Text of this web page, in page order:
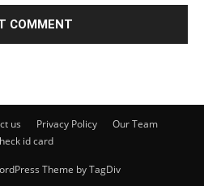
us Privacy Policy
Our Team
id card
Theme by TagDiv